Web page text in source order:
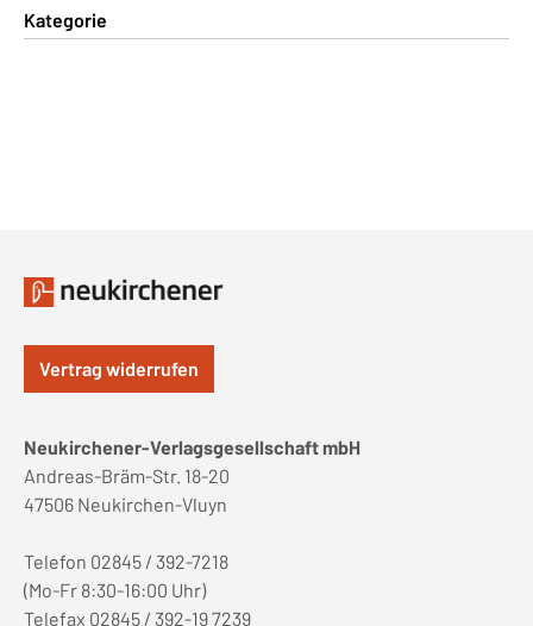
Kategorie
Vertrag widerrufen
Neukirchener-Verlagsgesellschaft mbH
Andreas-Bräm-Str. 18-20
47506 Neukirchen-Vluyn
Telefon 02845 / 392-7218
(Mo-Fr 8:30-16:00 Uhr)
Telefax 02845 / 392-19 7239